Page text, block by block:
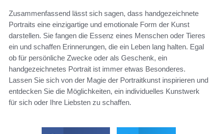
Zusammenfassend lässt sich sagen, dass handgezeichnete
Portraits eine einzigartige und emotionale Form der Kunst
darstellen. Sie fangen die Essenz eines Menschen oder Tieres
ein und schaffen Erinnerungen, die ein Leben lang halten. Egal
ob für persönliche Zwecke oder als Geschenk, ein
handgezeichnetes Portrait ist immer etwas Besonderes.
Lassen Sie sich von der Magie der Portraitkunst inspirieren und
entdecken Sie die Möglichkeiten, ein individuelles Kunstwerk
für sich oder Ihre Liebsten zu schaffen.